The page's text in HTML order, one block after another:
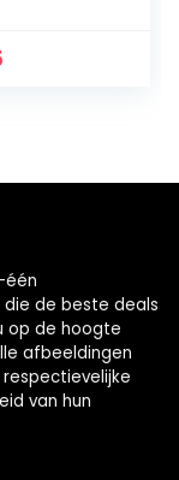
en 10
één
de beste deals
op de hoogte
afbeeldingen
van hun